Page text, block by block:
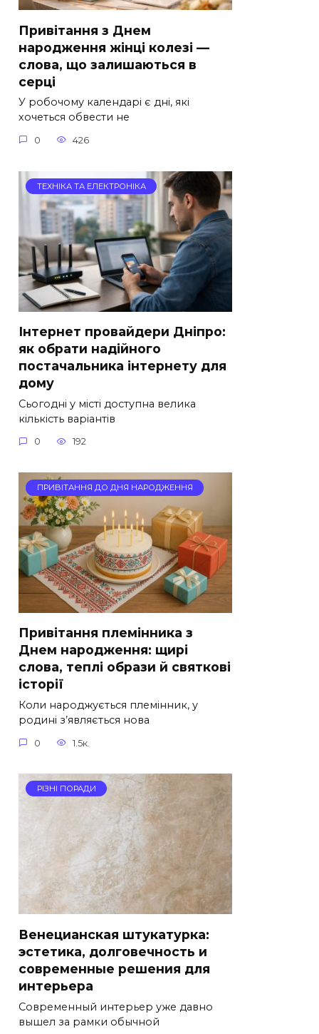
Привітання з Днем
народження жінці колезі —
слова, що залишаються в
серці
У робочому календарі є дні, які
хочеться обвести не
0 426
ТЕХНІКА ТА ЕЛЕКТРОНІКА
Інтернет провайдери Дніпро:
як обрати надійного
постачальника інтернету для
дому
Сьогодні у місті доступна велика
кількість варіантів
0 192
ПРИВІТАННЯ ДО ДНЯ НАРОДЖЕННЯ
Привітання племінника з
Днем народження: щирі
слова, теплі образи й святкові
історії
Коли народжується племінник, у
родині з’являється нова
0 1.5к.
РІЗНІ ПОРАДИ
Венецианская штукатурка:
эстетика, долговечность и
современные решения для
интерьера
Современный интерьер уже давно
вышел за рамки обычной